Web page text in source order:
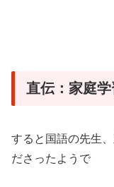
直伝：家庭
すると国語の先生
ださったようで